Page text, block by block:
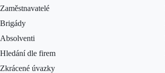
Zaměstnavatelé
Brigády
Absolventi
Hledání dle firem
Zkrácené úvazky